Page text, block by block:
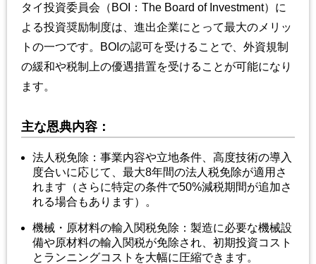
タイ投資委員会（BOI：The Board of Investment）に
よる投資奨励制度は、進出企業にとって最大のメリッ
トの一つです。BOIの認可を受けることで、外資規制
の緩和や税制上の優遇措置を受けることが可能になり
ます。
主な恩典内容：
法人税免除：事業内容や立地条件、高度技術の導入
度合いに応じて、最大8年間の法人税免除が適用さ
れます（さらに特定の条件で50%減税期間が追加さ
れる場合もあります）。
機械・原材料の輸入関税免除：製造に必要な機械設
備や原材料の輸入関税が免除され、初期投資コスト
とランニングコストを大幅に圧縮できます。